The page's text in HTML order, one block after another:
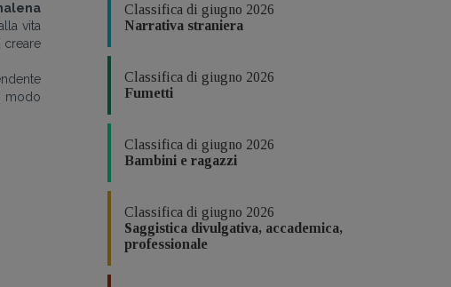
vita
modo
Classifica di giugno 2026
Narrativa straniera
Classifica di giugno 2026
Fumetti
Classifica di giugno 2026
Bambini e ragazzi
Classifica di giugno 2026
Saggistica divulgativa, accademica,
professionale